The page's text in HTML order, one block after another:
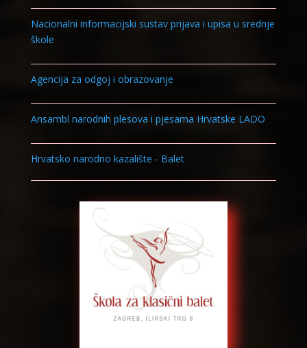
Nacionalni informacijski sustav prijava i upisa u srednje
škole
Agencija za odgoj i obrazovanje
Ansambl narodnih plesova i pjesama Hrvatske LADO
Hrvatsko narodno kazalište - Balet